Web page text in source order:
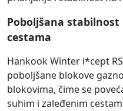
Poboljšana
cestama
Hankook Winter i*cept
poboljšane blokove
blokovima, čime se
suhim i zaleđenim